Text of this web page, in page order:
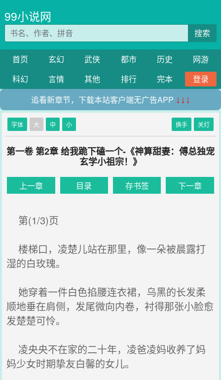
99小说网
搜索
首页 玄幻 武侠 都市 历史
网游
科幻
言情 其他 排行 完本
登录
追看新章节，下载本站客户端无广告APP ↓↓↓
字体 大 中 小 换手 关灯
第一卷 第2章 给我跪下磕一个-《神算甜妻：傅总独宠
玄学小祖宗！》
上一章 目录 存书签 下一章
第(1/3)页
楼梯口，凌楚儿站在那里，像一朵被晨露打
湿的白玫瑰。
她穿着一件白色掐腰连衣裙，乌黑的长发柔
顺地垂在肩侧，发尾微向内卷，衬得那张小脸愈
发楚楚可怜。
凌央央不在家的二十年，凌爸凌妈收养了妈
妈少女时期挚友白馨的女儿。